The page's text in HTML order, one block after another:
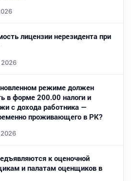
лицензии нерезидента при
режиме должен
в форме 200.00 налоги и
с дохода работника —
проживающего в РК?
к оценочной
и палатам оценщиков в